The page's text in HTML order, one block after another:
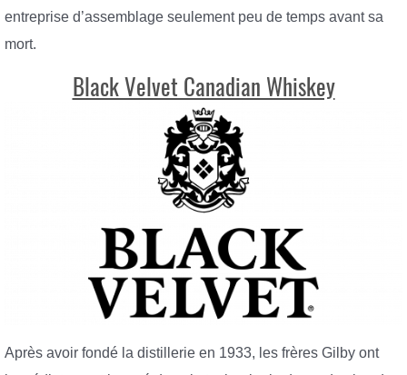
entreprise d’assemblage seulement peu de temps avant sa
mort.
Black Velvet Canadian Whiskey
Après avoir fondé la distillerie en 1933, les frères Gilby ont